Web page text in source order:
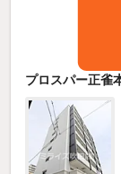
プロスパー正雀